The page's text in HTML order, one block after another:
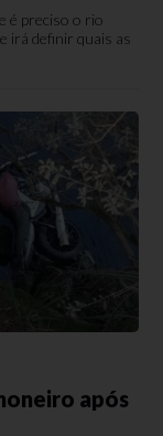
é preciso o rio
irá definir quais as
após